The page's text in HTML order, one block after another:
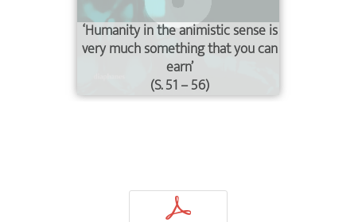
‘Humanity in the animistic sense is
very much something that you can
earn’
(S. 51 – 56)
p